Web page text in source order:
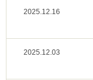
2025.12.16
2025.12.03